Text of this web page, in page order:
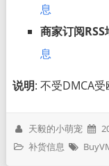
息
商家订阅RSS
息
说明: 不受DMCA
天毅的小萌宠
补货信息